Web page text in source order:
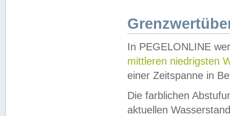
In PEGELONLINE
mittleren niedrigsten
einer Zeitspanne in
Die farblichen
aktuellen